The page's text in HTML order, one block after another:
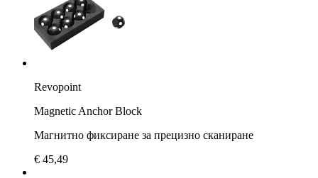
Revopoint
Magnetic Anchor Block
Магнитно фиксиране за прецизно сканиране
€ 45,49